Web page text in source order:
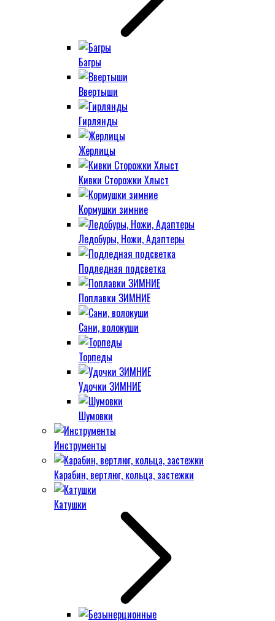
Багры
Ввертыши
Гирлянды
Жерлицы
Кивки Сторожки Хлыст
Кормушки зимние
Ледобуры, Ножи, Адаптеры
Подледная подсветка
Поплавки ЗИМНИЕ
Сани, волокуши
Торпеды
Удочки ЗИМНИЕ
Шумовки
Инструменты
Карабин, вертлюг, кольца, застежки
Катушки